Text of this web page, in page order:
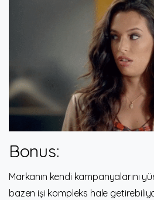
Bonus:
Markanın kendi kampanyalarını
bazen işi kompleks hale